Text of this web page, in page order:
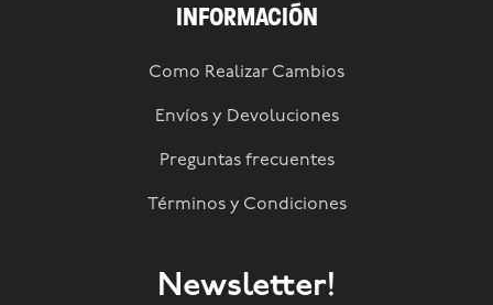
INFORMACIÓN
Como Realizar Cambios
Envíos y Devoluciones
Preguntas frecuentes
Términos y Condiciones
Newsletter!